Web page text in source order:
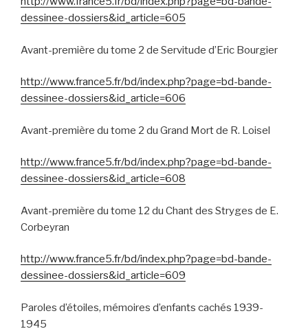
dessinee-dossiers&id_article=605
Avant-première du tome 2 de Servitude d’Eric Bourgier
http://www.france5.fr/bd/index.php?page=bd-bande-
dessinee-dossiers&id_article=606
Avant-première du tome 2 du Grand Mort de R. Loisel
http://www.france5.fr/bd/index.php?page=bd-bande-
dessinee-dossiers&id_article=608
Avant-première du tome 12 du Chant des Stryges de E.
Corbeyran
http://www.france5.fr/bd/index.php?page=bd-bande-
dessinee-dossiers&id_article=609
Paroles d’étoiles, mémoires d’enfants cachés 1939-
1945